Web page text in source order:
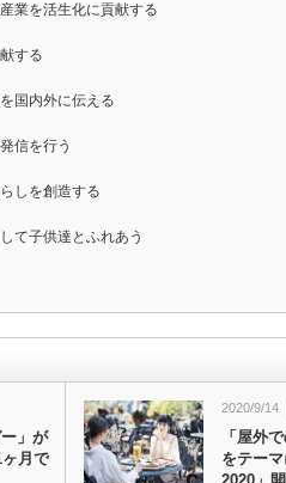
業を活生化に貢献する
する
国内外に伝える
信を行う
しを創造する
て子供達とふれあう
」が
月で
2020/9/14
「屋外
をテー
2020」